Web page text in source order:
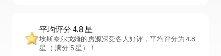
平均评分 4.8 星
埃斯泰尔戈姆的房源深受客人好评，平均评分为 4.8
星（ 满分 5 星）！